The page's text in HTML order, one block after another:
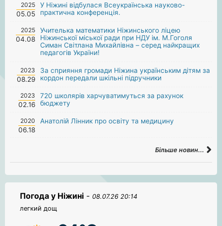
2025
05.05
У Ніжині відбулася Всеукраїнська науково-
практична конференція.
2025
04.08
Учителька математики Ніжинського ліцею
Ніжинської міської ради при НДУ ім. М.Гоголя
Симан Світлана Михайлівна – серед найкращих
педагогів України!
2023
08.29
За сприяння громади Ніжина українським дітям за
кордон передали шкільні підручники
2023
02.16
720 школярів харчуватимуться за рахунок
бюджету
2020
06.18
Анатолій Лінник про освіту та медицину
Більше новин...
Погода у Ніжині - 08.07.26 20:14
легкий дощ